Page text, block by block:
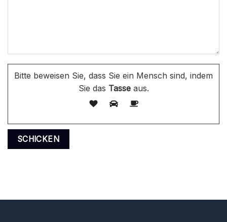
Bitte beweisen Sie, dass Sie ein Mensch sind, indem
Sie das Tasseaus.